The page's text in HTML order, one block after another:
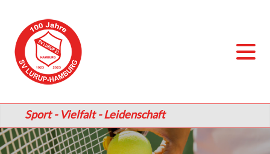
Sport - Vielfalt - Leidenschaft